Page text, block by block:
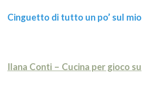
Cinguetto di tutto un po’ sul mio
Ilana Conti – Cucina per gioco su